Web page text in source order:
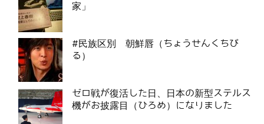
家」
#民族区別 朝鮮唇（ちょうせんくちび
る）
ゼロ戦が復活した日、日本の新型ステルス
機がお披露目（ひろめ）になりました